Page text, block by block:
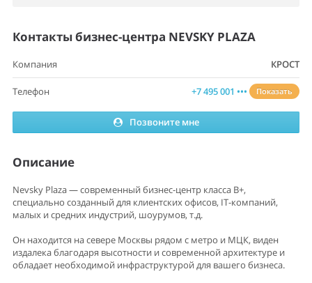
Контакты бизнес-центра NEVSKY PLAZA
Компания КРОСТ
Телефон +7 495 001 ••• Показать
Позвоните мне
Описание
Nevsky Plaza — современный бизнес-центр класса B+,
специально созданный для клиентских офисов, IT-компаний,
малых и средних индустрий, шоурумов, т.д.
Он находится на севере Москвы рядом с метро и МЦК, виден
издалека благодаря высотности и современной архитектуре и
обладает необходимой инфраструктурой для вашего бизнеса.